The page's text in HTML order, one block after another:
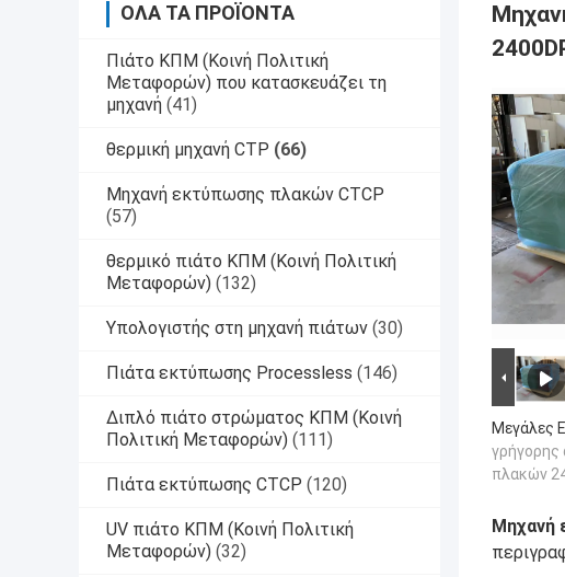
ΌΛΑ ΤΑ ΠΡΟΪΌΝΤΑ
Πιάτο ΚΠΜ (Κοινή Πολιτική
Μεταφορών) που κατασκευάζει τη
μηχανή (41)
θερμική μηχανή CTP (66)
Μηχανή εκτύπωσης πλακών CTCP
(57)
θερμικό πιάτο ΚΠΜ (Κοινή Πολιτική
Μεταφορών) (132)
Υπολογιστής στη μηχανή πιάτων (30)
Πιάτα εκτύπωσης Processless (146)
Διπλό πιάτο στρώματος ΚΠΜ (Κοινή
Πολιτική Μεταφορών) (111)
Πιάτα εκτύπωσης CTCP (120)
UV πιάτο ΚΠΜ (Κοινή Πολιτική
Μεταφορών) (32)
Μεγάλες
γρήγορης
πλακών
Μηχανή